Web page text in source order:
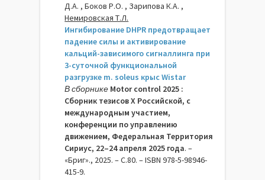
Д.А. , Боков Р.О. , Зарипова К.А. ,
Немировская Т.Л.
Ингибирование DHPR предотвращает
падение силы и активирование
кальций-зависимого сигналлинга при
3-суточной функциональной
разгрузке m. soleus крыс Wistar
В сборнике Motor control 2025 :
Сборник тезисов X Российской, с
международным участием,
конференции по управлению
движением, Федеральная Территория
Сириус, 22–24 апреля 2025 года. –
«Бриг»., 2025. – C.80. – ISBN 978-5-98946-
415-9.